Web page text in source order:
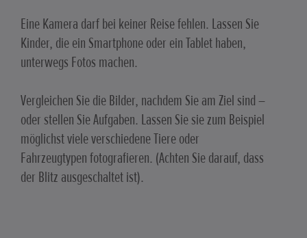
Eine Kamera darf bei keiner Reise fehlen. Lassen Sie
Kinder, die ein Smartphone oder ein Tablet haben,
unterwegs Fotos machen.
Vergleichen Sie die Bilder, nachdem Sie am Ziel sind –
oder stellen Sie Aufgaben. Lassen Sie sie zum Beispiel
möglichst viele verschiedene Tiere oder
Fahrzeugtypen fotografieren. (Achten Sie darauf, dass
der Blitz ausgeschaltet ist).